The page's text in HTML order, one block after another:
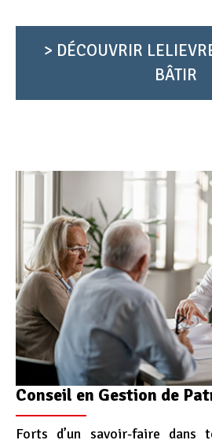
> DÉCOUVRIR
BÂTIR
Conseil en Gestion de
Forts d’un savoir-faire dans